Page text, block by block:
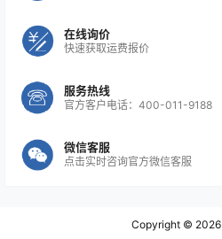
在线询价
快速获取运费报价
服务热线
官方客户电话：400-011-9188
微信客服
点击实时咨询官方微信客服
Copyright © 2026